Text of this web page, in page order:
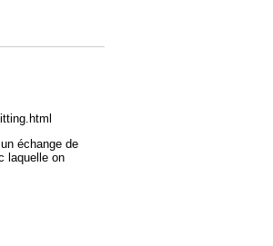
échange de
laquelle on